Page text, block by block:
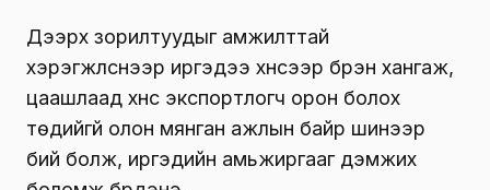
Дээрх зорилтуудыг амжилттай
хэрэгжүүлснээр иргэдээ хүнсээр бүрэн хангаж,
цаашлаад хүнс экспортлогч орон болох
төдийгүй олон мянган ажлын байр шинээр
бий болж, иргэдийн амьжиргааг дэмжих